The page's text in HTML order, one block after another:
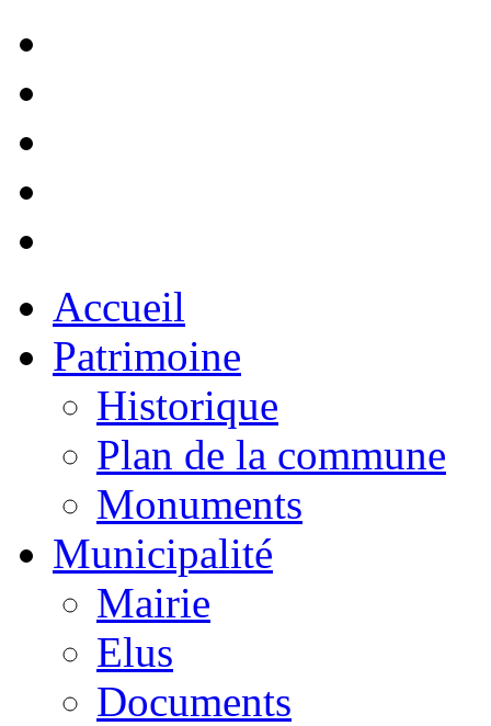
Accueil
Patrimoine
Historique
Plan de la commune
Monuments
Municipalité
Mairie
Elus
Documents